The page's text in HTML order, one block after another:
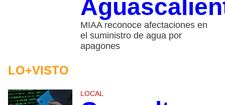
MIAA reconoce afectaciones en
el suministro de agua por
apagones
LO+VISTO
LOCAL